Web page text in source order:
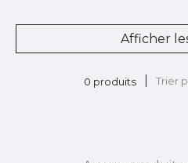
Afficher
0 produits Trier